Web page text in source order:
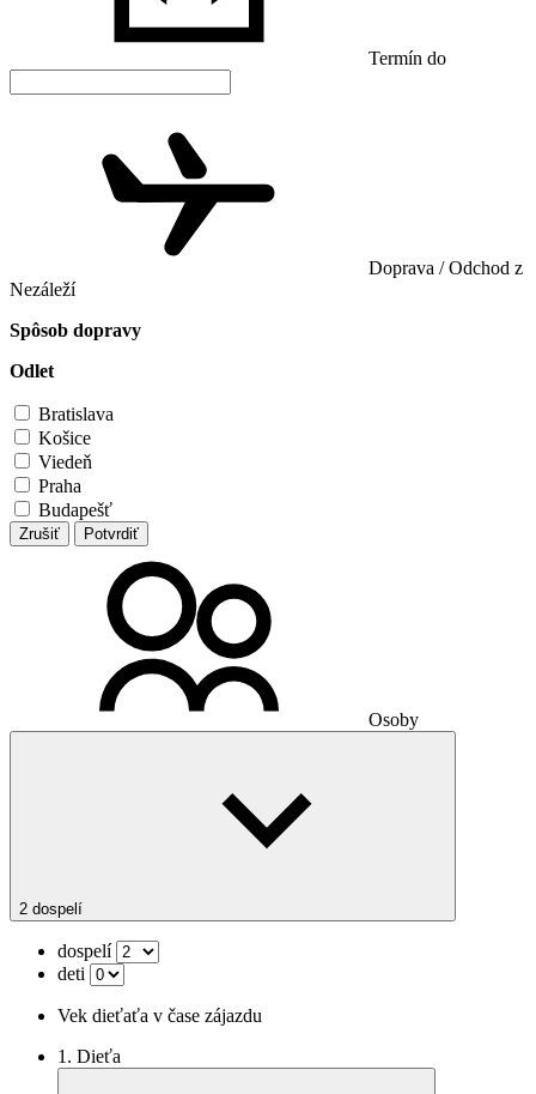
Termín do
Doprava / Odchod z
Nezáleží
Spôsob dopravy
Odlet
Bratislava
Košice
Viedeň
Praha
Budapešť
Zrušiť Potvrdiť
Osoby
2 dospelí
dospelí
deti
Vek dieťaťa v čase zájazdu
1. Dieťa